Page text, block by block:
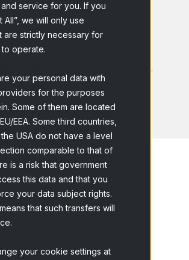
service for you. If you
All”, we will only use
are strictly necessary for
operate.
your personal data with
for the purposes
Some of them are located
EEA. Some third countries,
USA do not have a level
comparable to that of
is a risk that government
this data and that you
your data subject rights.
that such transfers will
your cookie settings at
7: Programación de
Conjoint
Cápsula 7: Programac...
Conjoint. Debemos abordar el